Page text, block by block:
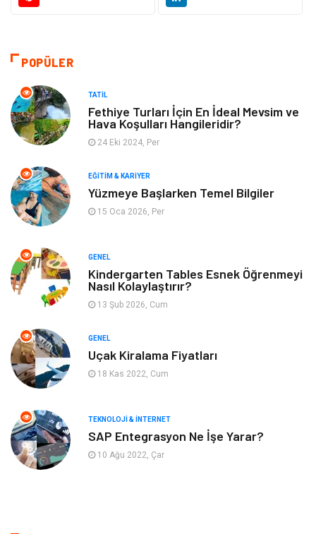
Dekorasyon
Tatil
Alışveriş Gençlik & Eğlence
Metal Evlilik Rehberi
Yeme & İçme Anne & Çocuk
Ev İşleri Gayrimenkul
Organizasyon
Astroloji Aksesuar
Mobilya diş sağlığı
Bebek Giyim
POPÜLER
TATIL
Fethiye Turları İçin En İdeal Mevsim ve
Hava Koşulları Hangileridir?
24 Eki 2024, Per
EĞITIM & KARIYER
Yüzmeye Başlarken Temel Bilgiler
15 Oca 2026, Per
GENEL
Kindergarten Tables Esnek Öğrenmeyi
Nasıl Kolaylaştırır?
13 Şub 2026, Cum
GENEL
Uçak Kiralama Fiyatları
18 Kas 2022, Cum
TEKNOLOJI & İNTERNET
SAP Entegrasyon Ne İşe Yarar?
10 Ağu 2022, Çar